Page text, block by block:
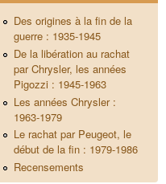
Des origines à la fin de la
guerre : 1935-1945
De la libération au rachat
par Chrysler, les années
Pigozzi : 1945-1963
Les années Chrysler :
1963-1979
Le rachat par Peugeot, le
début de la fin : 1979-1986
Recensements